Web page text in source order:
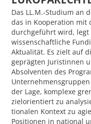
Das LL.M.-Studium an
das in Kooperation mit
durchgeführt wird, legt
wissenschaftliche
Aktualität. Es zielt auf
gepräg­ten Juristinnen
Absolventen des
der Lage, komplexe
zielorientiert zu
tionalen Kontext zu
Positionen in national